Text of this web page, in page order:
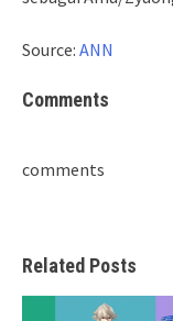
Source: ANN
Comments
comments
Related Posts